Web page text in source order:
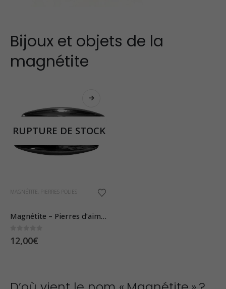
Bijoux et objets de la
magnétite
RUPTURE DE STOCK
MAGNÉTITE PIERRES POLIES
Magnétite – Pierres d’aimant ou “Power Magnets”
12,00€